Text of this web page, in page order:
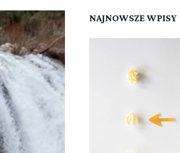
NAJNOWSZE WPISY